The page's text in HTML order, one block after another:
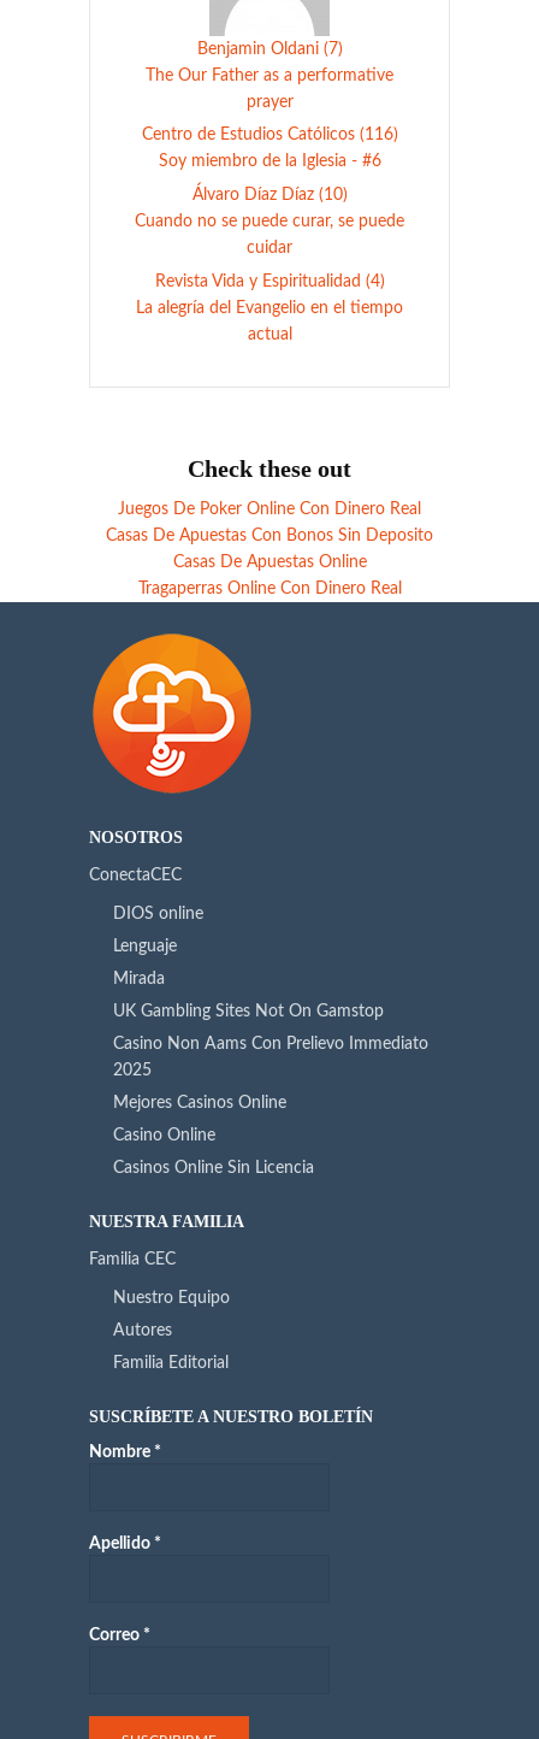
Benjamin Oldani (7)
The Our Father as a performative
prayer
Centro de Estudios Católicos (116)
Soy miembro de la Iglesia - #6
Álvaro Díaz Díaz (10)
Cuando no se puede curar, se puede
cuidar
Revista Vida y Espiritualidad (4)
La alegría del Evangelio en el tiempo
actual
Check these out
Juegos De Poker Online Con Dinero Real
Casas De Apuestas Con Bonos Sin Deposito
Casas De Apuestas Online
Tragaperras Online Con Dinero Real
NOSOTROS
ConectaCEC
DIOS online
Lenguaje
Mirada
UK Gambling Sites Not On Gamstop
Casino Non Aams Con Prelievo Immediato
2025
Mejores Casinos Online
Casino Online
Casinos Online Sin Licencia
NUESTRA FAMILIA
Familia CEC
Nuestro Equipo
Autores
Familia Editorial
SUSCRÍBETE A NUESTRO BOLETÍN
Nombre *
Apellido *
Correo *